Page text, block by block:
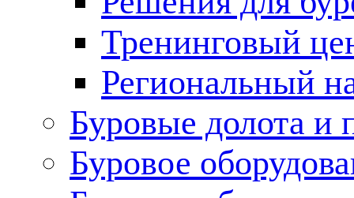
Тренинговый
Региональный
Буровые долота и
Буровое